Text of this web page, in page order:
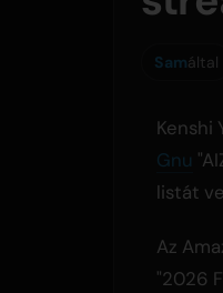
Samáltal
Kenshi
Gnu
listát
Az
"2026